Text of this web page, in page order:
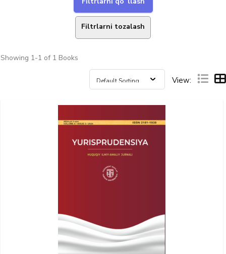
Filtrlarni tozalash
Showing 1-1 of 1 Books
View: